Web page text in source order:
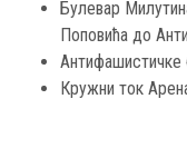
Булевар
Поповића до
Антифашистичке
Кружни ток